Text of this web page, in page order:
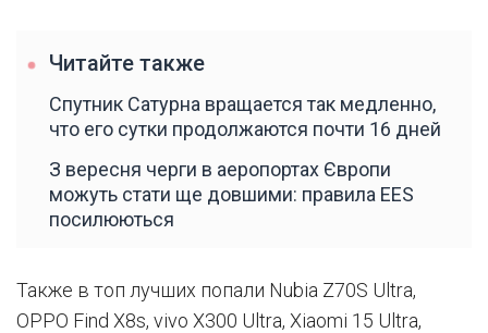
Читайте также
Спутник Сатурна вращается так медленно,
что его сутки продолжаются почти 16 дней
З вересня черги в аеропортах Європи
можуть стати ще довшими: правила EES
посилюються
Также в топ лучших попали Nubia Z70S Ultra,
OPPO Find X8s, vivo X300 Ultra, Xiaomi 15 Ultra,